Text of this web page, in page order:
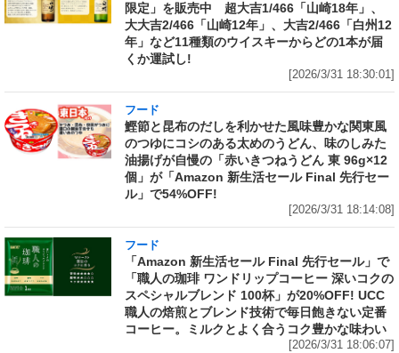
限定」を販売中 超大吉1/466「山崎18年」、
大大吉2/466「山崎12年」、大吉2/466「白州12
年」など11種類のウイスキーからどの1本が届
くか運試し!
[2026/3/31 18:30:01]
フード
鰹節と昆布のだしを利かせた風味豊かな関東風
のつゆにコシのある太めのうどん、味のしみた
油揚げが自慢の「赤いきつねうどん 東 96g×12
個」が「Amazon 新生活セール Final 先行セー
ル」で54%OFF!
[2026/3/31 18:14:08]
フード
「Amazon 新生活セール Final 先行セール」で
「職人の珈琲 ワンドリップコーヒー 深いコクの
スペシャルブレンド 100杯」が20%OFF! UCC
職人の焙煎とブレンド技術で毎日飽きない定番
コーヒー。ミルクとよく合うコク豊かな味わい
[2026/3/31 18:06:07]